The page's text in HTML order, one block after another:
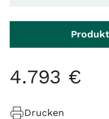
4.793 €
Drucken